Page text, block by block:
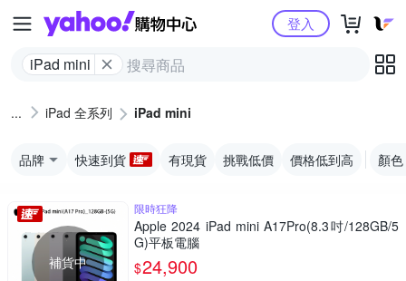
Yahoo購物中心
iPad mini
登入
iPad 全系列 iPad mini
品牌 快速到貨 有現貨 挑戰低價 價格低到高 顏色
補貨中
限時狂降
Apple 2024 iPad mini A17Pro(8.3吋/128GB/5
G)平板電腦
$24,900